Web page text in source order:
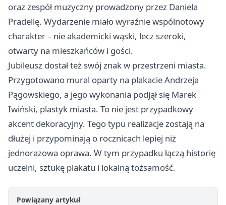
oraz zespół muzyczny prowadzony przez Daniela
Pradellę. Wydarzenie miało wyraźnie wspólnotowy
charakter – nie akademicki wąski, lecz szeroki,
otwarty na mieszkańców i gości.
Jubileusz dostał też swój znak w przestrzeni miasta.
Przygotowano mural oparty na plakacie Andrzeja
Pągowskiego, a jego wykonania podjął się Marek
Iwiński, plastyk miasta. To nie jest przypadkowy
akcent dekoracyjny. Tego typu realizacje zostają na
dłużej i przypominają o rocznicach lepiej niż
jednorazowa oprawa. W tym przypadku łączą historię
uczelni, sztukę plakatu i lokalną tożsamość.
Powiązany artykuł